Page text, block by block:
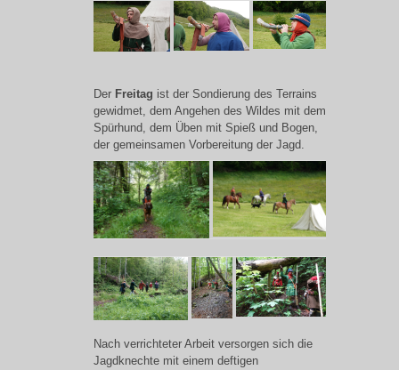
Der Freitag ist der Sondierung des Terrains
gewidmet, dem Angehen des Wildes mit dem
Spürhund, dem Üben mit Spieß und Bogen,
der gemeinsamen Vorbereitung der Jagd.
Nach verrichteter Arbeit versorgen sich die
Jagdknechte mit einem deftigen